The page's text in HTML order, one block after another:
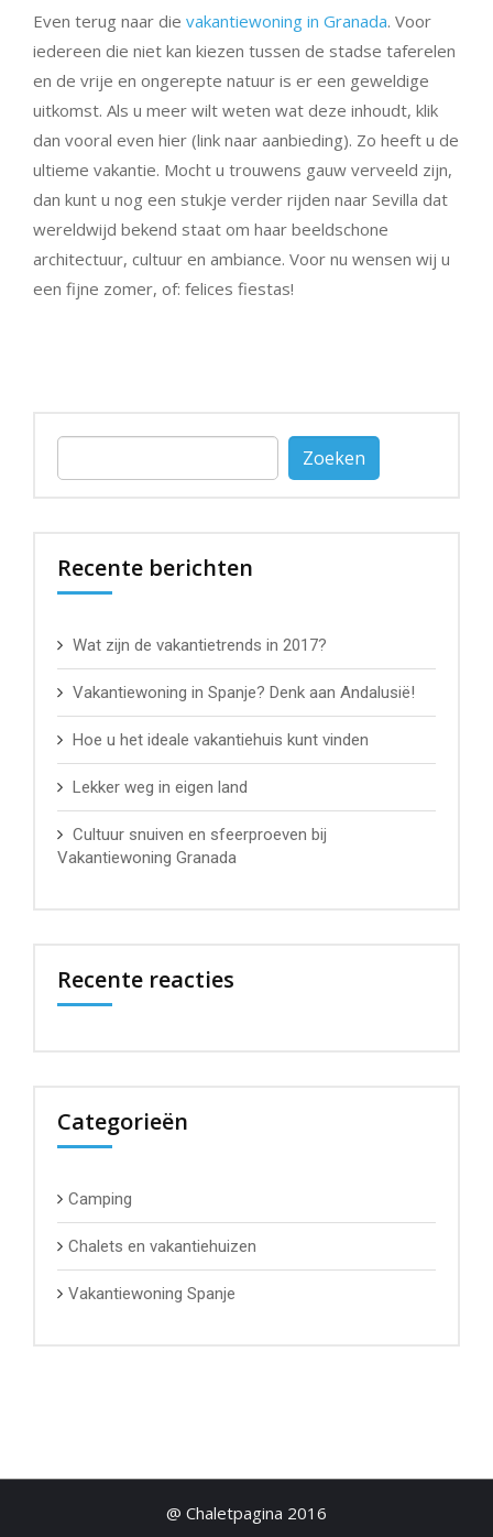
Even terug naar die vakantiewoning in Granada. Voor
iedereen die niet kan kiezen tussen de stadse taferelen
en de vrije en ongerepte natuur is er een geweldige
uitkomst. Als u meer wilt weten wat deze inhoudt, klik
dan vooral even hier (link naar aanbieding). Zo heeft u de
ultieme vakantie. Mocht u trouwens gauw verveeld zijn,
dan kunt u nog een stukje verder rijden naar Sevilla dat
wereldwijd bekend staat om haar beeldschone
architectuur, cultuur en ambiance. Voor nu wensen wij u
een fijne zomer, of: felices fiestas!
naar:
Recente berichten
Wat zijn de vakantietrends in 2017?
Vakantiewoning in Spanje? Denk aan Andalusië!
Hoe u het ideale vakantiehuis kunt vinden
Lekker weg in eigen land
Cultuur snuiven en sfeerproeven bij
Vakantiewoning Granada
Recente reacties
Categorieën
Camping
Chalets en vakantiehuizen
Vakantiewoning Spanje
@ Chaletpagina 2016